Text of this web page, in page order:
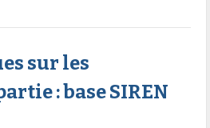
sur les
: base SIREN